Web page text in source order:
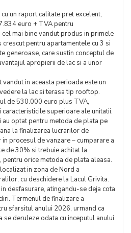
un raport calitate pret excelent,
euro + TVA pentru
cel mai bine vandut produs in primele
pentru apartamentele cu 3 si
generoase, care sustin conceptul de
apropierii de lac si a unor
in aceasta perioada este un
la lac si terasa tip rooftop.
de 530.000 euro plus TVA,
superioare ale unitatii.
au optat pentru metoda de plata pe
la finalizarea lucrarilor de
procesul de vanzare – cumparare a
de 30% si trebuie achitat la
orice metoda de plata aleasa.
in zona de Nord a
cu deschidere la Lacul Grivita.
desfasurare, atingandu-se deja cota
Termenul de finalizare a
sfarsitul anului 2026, urmand ca
deruleze odata cu inceputul anului